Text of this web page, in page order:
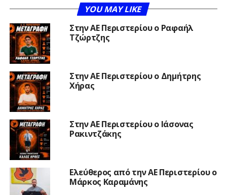
YOU MAY LIKE
Στην ΑΕ Περιστερίου ο Ραφαήλ
Τζώρτζης
Στην ΑΕ Περιστερίου ο Δημήτρης
Χήρας
Στην ΑΕ Περιστερίου ο Ιάσονας
Ρακιντζάκης
Ελεύθερος από την ΑΕ Περιστερίου ο
Μάρκος Καραμάνης